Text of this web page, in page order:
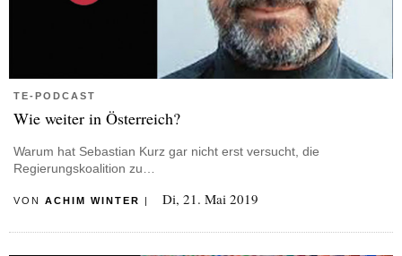
TE-PODCAST
Wie weiter in Österreich?
Warum hat Sebastian Kurz gar nicht erst versucht, die
Regierungskoalition zu…
VON ACHIM WINTER | Di, 21. Mai 2019